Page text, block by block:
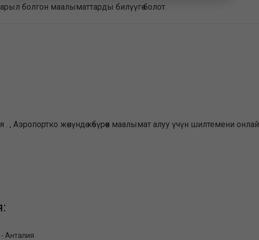
болгон маалыматтарды билүүгө болот.
. , Аэропортко жөнүндө көбүрөөк маалымат алуу үчүн шилтемени
Анталия